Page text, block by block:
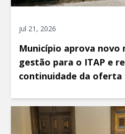
jul 21, 2026
Município aprova novo
gestão para o ITAP e
continuidade da